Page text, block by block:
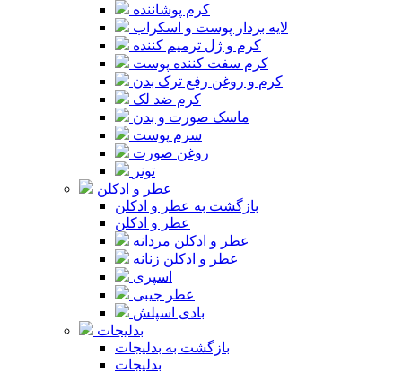
کرم پوشاننده
لایه بردار پوست و اسکراب
کرم و ژل ترمیم کننده
کرم سفت کننده پوست
کرم و روغن رفع ترک بدن
کرم ضد لک
ماسک صورت و بدن
سرم پوست
روغن صورت
تونر
عطر و ادکلن
بازگشت به عطر و ادکلن
عطر و ادکلن
عطر و ادکلن مردانه
عطر و ادکلن زنانه
اسپری
عطر جیبی
بادی اسپلش
بدلیجات
بازگشت به بدلیجات
بدلیجات